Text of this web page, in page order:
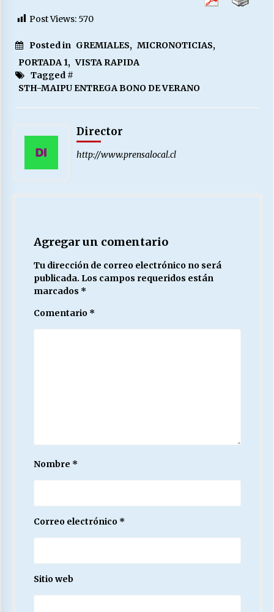
Post Views: 570
Posted in GREMIALES, MICRONOTICIAS,
PORTADA 1, VISTA RAPIDA
Tagged #
STH-MAIPU ENTREGA BONO DE VERANO
Director
http://www.prensalocal.cl
Agregar un comentario
Tu dirección de correo electrónico no será
publicada. Los campos requeridos están
marcados *
Comentario *
Nombre *
Correo electrónico *
Sitio web